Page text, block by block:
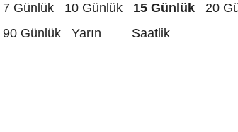
7 Günlük 10 Günlük 15 Günlük 20
90 Günlük
Yarın Saatlik